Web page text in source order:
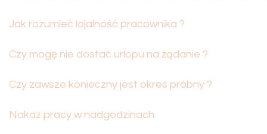
Jak rozumieć lojalność pracownika ?
Czy mogę nie dostać urlopu na żądanie ?
Czy zawsze konieczny jest okres próbny ?
Nakaz pracy w nadgodzinach